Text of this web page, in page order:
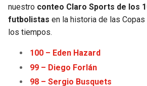
nuestro conteo Claro Sports de los
futbolistas en la historia de las
los tiempos.
100 – Eden Hazard
99 – Diego Forlán
98 – Sergio Busquets